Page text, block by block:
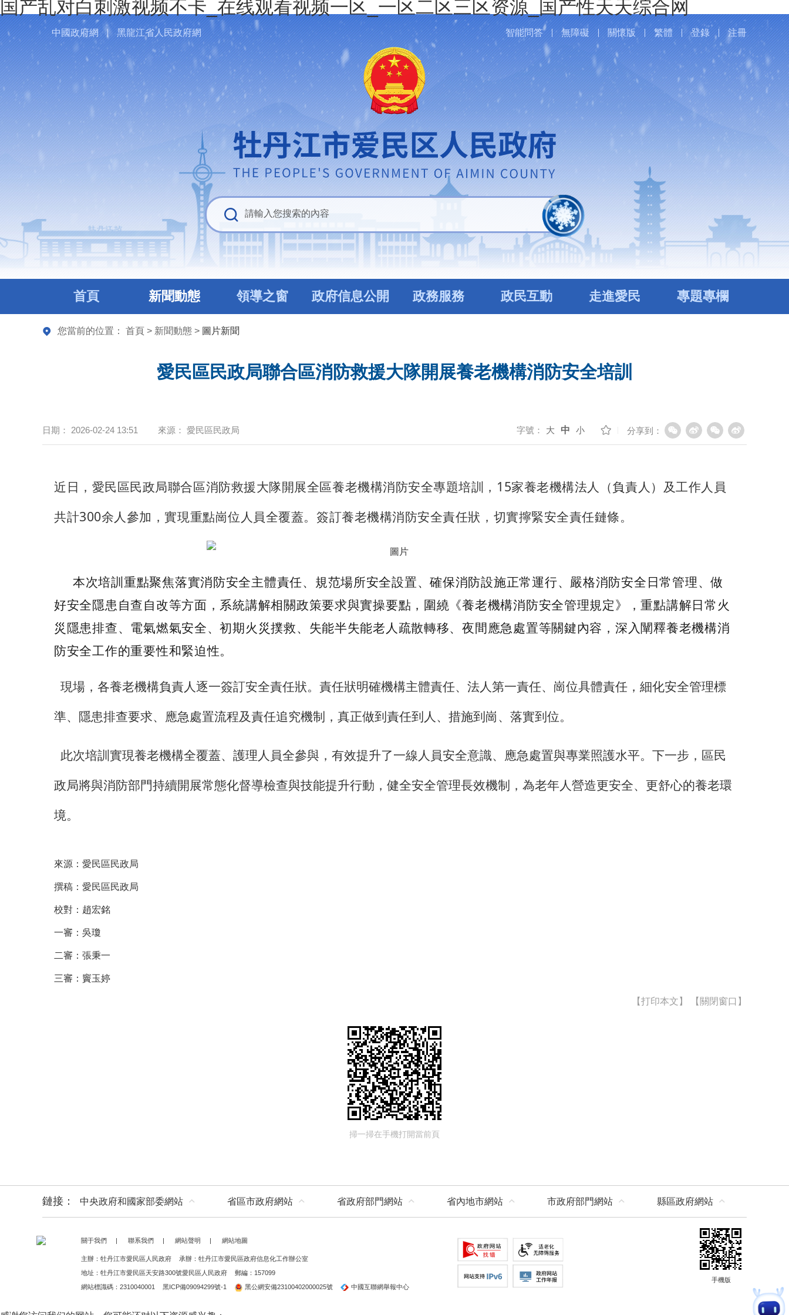
国产乱对白刺激视频不卡_在线观看视频一区_一区二区三区资源_国产性天天综合网
中國政府網 黑龍江省人民政府網 智能問答 無障礙 關懷版 繁體 登錄 注冊
首頁 新聞動態 領導之窗 政府信息公開 政務服務 政民互動 走進愛民 專題專欄
您當前的位置： 首頁 > 新聞動態 > 圖片新聞
愛民區民政局聯合區消防救援大隊開展養老機構消防安全培訓
日期： 2026-02-24 13:51 來源： 愛民區民政局 字號： 大 中 小 分享到：
近日，愛民區民政局聯合區消防救援大隊開展全區養老機構消防安全專題培訓，15家養老機構法人（負責人）及工作人員
共計300余人參加，實現重點崗位人員全覆蓋。簽訂養老機構消防安全責任狀，切實擰緊安全責任鏈條。
本次培訓重點聚焦落實消防安全主體責任、規范場所安全設置、確保消防設施正常運行、嚴格消防安全日常管理、做
好安全隱患自查自改等方面，系統講解相關政策要求與實操要點，圍繞《養老機構消防安全管理規定》，重點講解日常火
災隱患排查、電氣燃氣安全、初期火災撲救、失能半失能老人疏散轉移、夜間應急處置等關鍵內容，深入闡釋養老機構消
防安全工作的重要性和緊迫性。
現場，各養老機構負責人逐一簽訂安全責任狀。責任狀明確機構主體責任、法人第一責任、崗位具體責任，細化安全管理標
準、隱患排查要求、應急處置流程及責任追究機制，真正做到責任到人、措施到崗、落實到位。
此次培訓實現養老機構全覆蓋、護理人員全參與，有效提升了一線人員安全意識、應急處置與專業照護水平。下一步，區民
政局將與消防部門持續開展常態化督導檢查與技能提升行動，健全安全管理長效機制，為老年人營造更安全、更舒心的養老環
境。
來源： 愛民區民政局
撰稿： 愛民區民政局
校對： 趙宏銘
一審： 吳瓊
二審： 張秉一
三審： 竇玉婷
【打印本文 】 【 關閉窗口 】
掃一掃在手機打開當前頁
鏈接： 中央政府和國家部委網站 省區市政府網站 省政府部門網站 省內地市網站 市政府部門網站 縣區政府網站
關于我們 | 聯系我們 | 網站聲明 | 網站地圖
主辦：牡丹江市愛民區人民政府
承辦：牡丹江市愛民區政府信息化工作辦公室
地址：牡丹江市愛民區天安路300號愛民區人民政府
郵編：157099
網站標識碼：2310040001
黑ICP備09094299號-1 黑公網安備23100402000025號 中國互聯網舉報中心
手機版